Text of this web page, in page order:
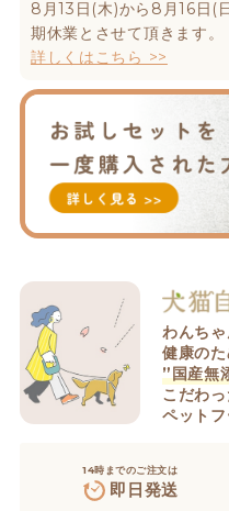
8月13日(木)から8月16日(
期休業とさせて頂きます。
詳しくはこちら >>
わんち
健康の
”国産無
こだわっ
ペット
14時までのご注文は
即日発送